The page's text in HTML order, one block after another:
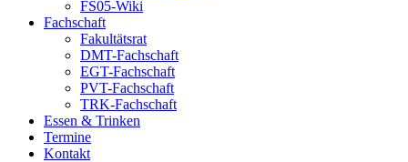
FS05-Wiki
Fachschaft
Fakultätsrat
DMT-Fachschaft
EGT-Fachschaft
PVT-Fachschaft
TRK-Fachschaft
Essen & Trinken
Termine
Kontakt